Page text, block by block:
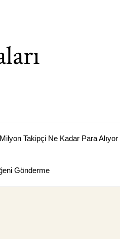
Takipçi Ne Kadar Para Alıyor
Gönderme